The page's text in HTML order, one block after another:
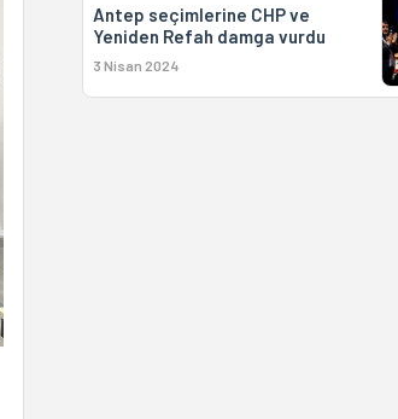
Antep seçimlerine CHP ve
Yeniden Refah damga vurdu
3 Nisan 2024